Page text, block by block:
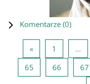
Komentarze (0)
«Poprzednia strona
1 …
65 Strona 65
66 Strona 66
67